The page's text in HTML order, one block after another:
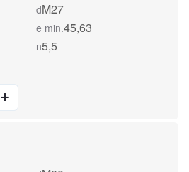
dM27
e min.45,63
n5,5